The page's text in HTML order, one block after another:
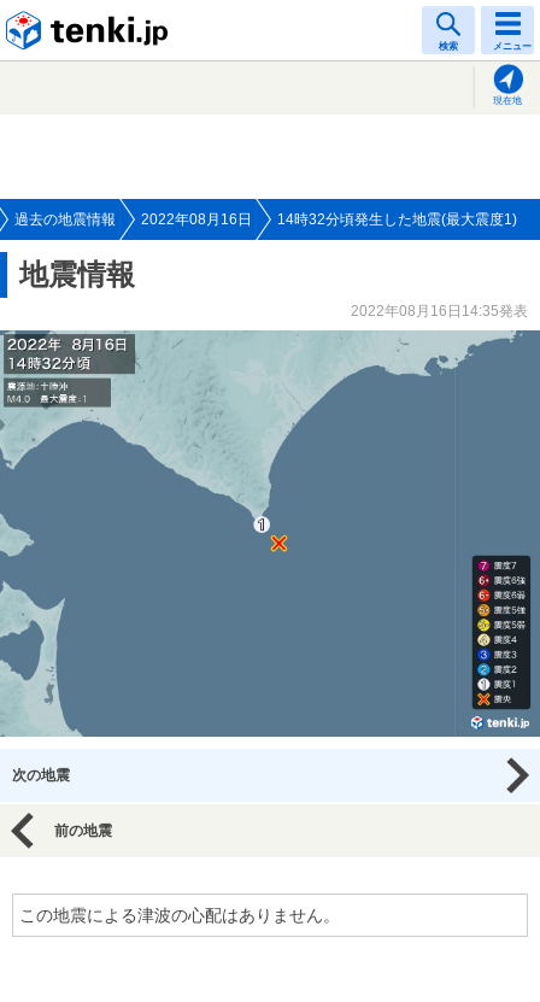
検索 メニュー
現在地
過去の地震情報 2022年08月16日 14時32分頃発生した地震(最大震度1)
地震情報
2022年08月16日14:35発表
次の地震
前の地震
この地震による津波の心配はありません。